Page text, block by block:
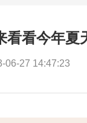
看看今年夏
06-27 14:47:23